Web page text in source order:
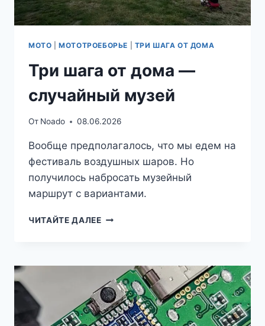
МОТО |МОТОТРОЕБОРЬЕ ТРИ ШАГА ОТ ДОМА
Три шага от дома —
случайный музей
От Noado 08.06.2026
Вообще предполагалось, что мы едем на
фестиваль воздушных шаров. Но
получилось набросать музейный
маршрут с вариантами.
ЧИТАЙТЕ ДАЛЕЕТРИ
—
СЛУЧАЙНЫЙ
МУЗЕЙ